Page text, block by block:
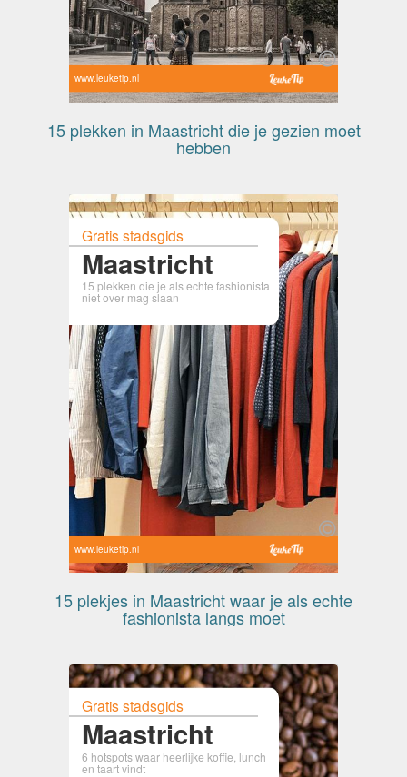
www.leuketip.nl
15 plekken in Maastricht die je gezien moet
hebben
Gratis stadsgids
Maastricht
15 plekken die je als echte fashionista
niet over mag slaan
www.leuketip.nl
15 plekjes in Maastricht waar je als echte
fashionista langs moet
Gratis stadsgids
Maastricht
6 hotspots waar heerlijke koffie, lunch
en taart vindt